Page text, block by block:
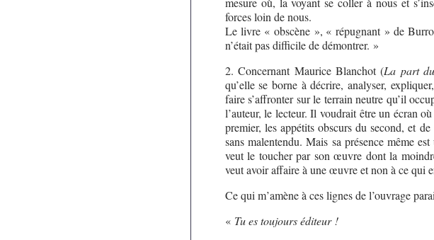
forces loin de nous.
Le livre « obscène », « répugnant » de
n’était pas difficile de démontrer. »
2. Concernant Maurice Blanchot (La part
qu’elle se borne à décrire, analyser,
faire s’affronter sur le terrain neutre qu’il
l’auteur, le lecteur. Il voudrait être un écran
premier, les appétits obscurs du second, et
sans malentendu. Mais sa présence même
veut le toucher par son œuvre dont la
veut avoir affaire à une œuvre et non à ce qui
Ce qui m’amène à ces lignes de l’ouvrage
« Tu es toujours éditeur !